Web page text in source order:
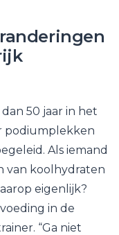
50 jaar in het
podiumplekken
Als iemand
van koolhydraten
eigenlijk?
in de
“Ga niet